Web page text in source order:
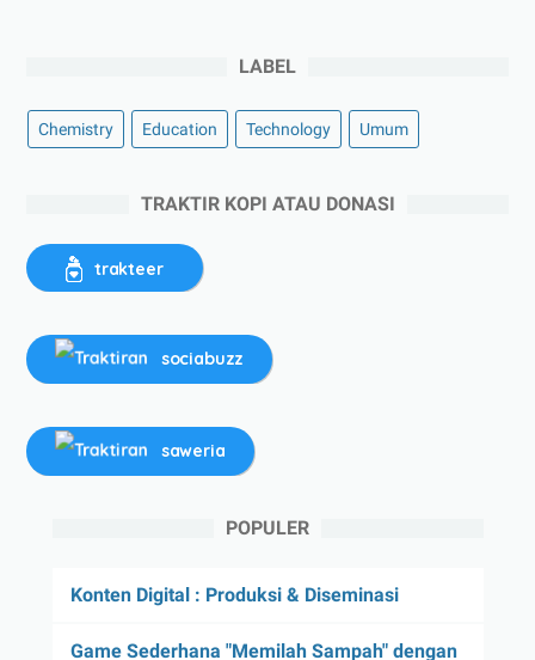
LABEL
Chemistry Education Technology Umum
TRAKTIR KOPI ATAU DONASI
trakteer
sociabuzz
saweria
POPULER
Konten Digital : Produksi & Diseminasi
Game Sederhana "Memilah Sampah" dengan